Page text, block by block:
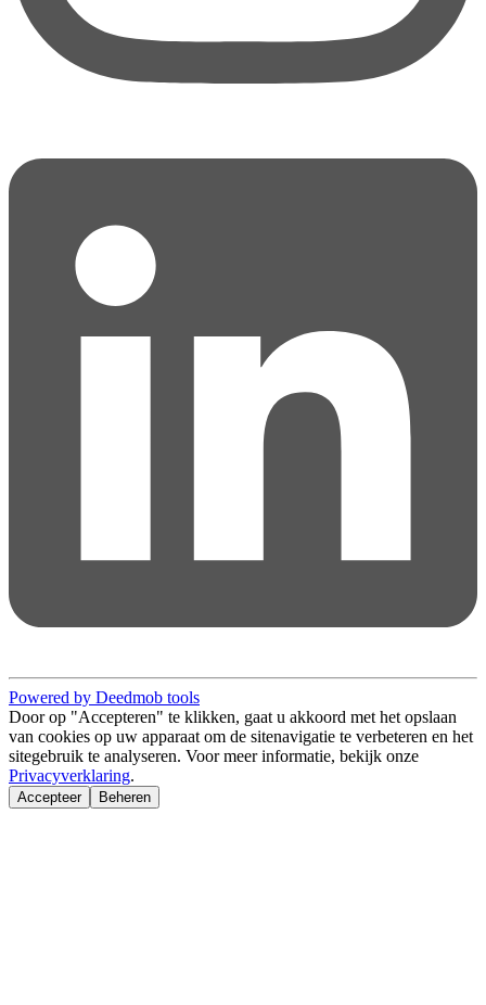
Powered by Deedmob tools
Door op "Accepteren" te klikken, gaat u akkoord met het opslaan
van cookies op uw apparaat om de sitenavigatie te verbeteren en het
sitegebruik te analyseren. Voor meer informatie, bekijk onze
Privacyverklaring.
Accepteer Beheren